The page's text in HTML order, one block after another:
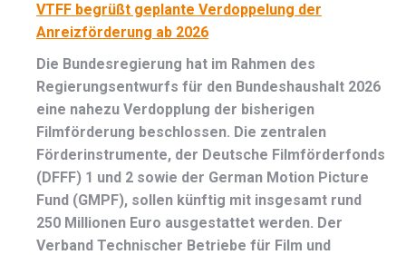
VTFF begrüßt geplante Verdoppelung der
Anreizförderung ab 2026
Die Bundesregierung hat im Rahmen des
Regierungsentwurfs für den Bundeshaushalt 2026
eine nahezu Verdopplung der bisherigen
Filmförderung beschlossen. Die zentralen
Förderinstrumente, der Deutsche Filmförderfonds
(DFFF) 1 und 2 sowie der German Motion Picture
Fund (GMPF), sollen künftig mit insgesamt rund
250 Millionen Euro ausgestattet werden. Der
Verband Technischer Betriebe für Film und